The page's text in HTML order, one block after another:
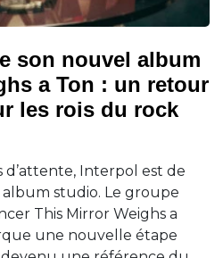
son nouvel album
a Ton : un retour
les rois du rock
d’attente, Interpol est de
studio. Le groupe
This Mirror Weighs a
une nouvelle étape